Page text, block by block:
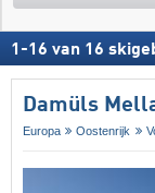
1 -16 van 16
Damüls
Europa Oostenrijk